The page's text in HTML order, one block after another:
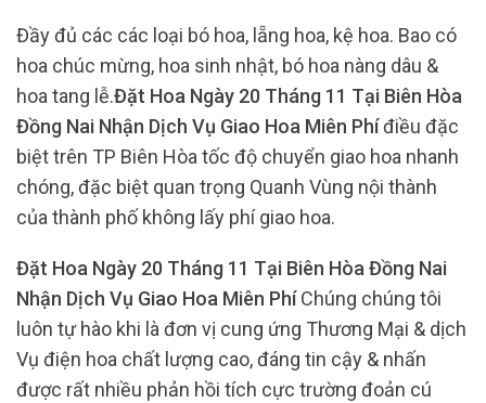
Đầy đủ các các loại bó hoa, lẵng hoa, kệ hoa. Bao có
hoa chúc mừng, hoa sinh nhật, bó hoa nàng dâu &
hoa tang lễ.Đặt Hoa Ngày 20 Tháng 11 Tại Biên Hòa
Đồng Nai Nhận Dịch Vụ Giao Hoa Miên Phíđiều đặc
biệt trên TP Biên Hòa tốc độ chuyển giao hoa nhanh
chóng, đặc biệt quan trọng Quanh Vùng nội thành
của thành phố không lấy phí giao hoa.
Đặt Hoa Ngày 20 Tháng 11 Tại Biên Hòa Đồng Nai
Nhận Dịch Vụ Giao Hoa Miên PhíChúng chúng tôi
luôn tự hào khi là đơn vị cung ứng Thương Mại & dịch
Vụ điện hoa chất lượng cao, đáng tin cậy & nhấn
được rất nhiều phản hồi tích cực trường đoản cú